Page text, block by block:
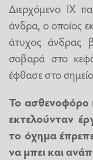
Διερχόμενο ΙΧ
άνδρα, ο οποίος
άτυχος άνδρας
σοβαρά στο
έφθασε στο
Το ασθενοφόρο
εκτελούνταν
το όχημα
να μπει και